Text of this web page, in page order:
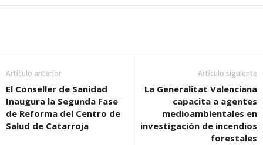
Artículo anterior
El Conseller de Sanidad
Inaugura la Segunda Fase
de Reforma del Centro de
Salud de Catarroja
Artículo siguiente
La Generalitat Valenciana
capacita a agentes
medioambientales en
investigación de incendios
forestales